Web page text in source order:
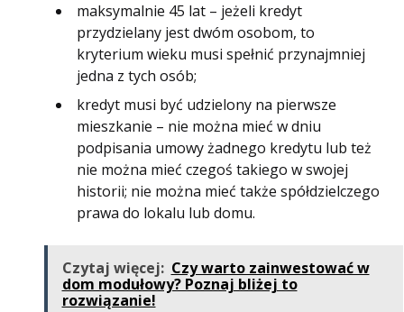
maksymalnie 45 lat – jeżeli kredyt
przydzielany jest dwóm osobom, to
kryterium wieku musi spełnić przynajmniej
jedna z tych osób;
kredyt musi być udzielony na pierwsze
mieszkanie – nie można mieć w dniu
podpisania umowy żadnego kredytu lub też
nie można mieć czegoś takiego w swojej
historii; nie można mieć także spółdzielczego
prawa do lokalu lub domu.
Czytaj więcej: Czy warto zainwestować w
dom modułowy? Poznaj bliżej to
rozwiązanie!